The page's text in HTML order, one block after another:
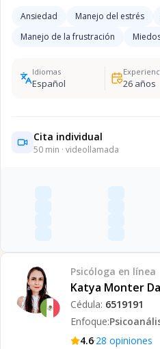
Ansiedad Manejo del estrés
Manejo de la frustración
Idiomas
Español 26años
Cita individual
50 min · videollamada
Psicóloga en línea
Katya Monter
Cédula: 6519191
Enfoque:
4.6·28 opiniones